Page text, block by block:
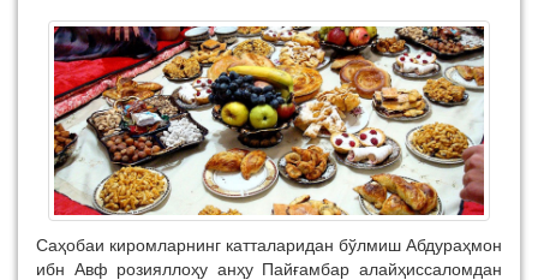
Саҳобаи киромларнинг катталаридан бўлмиш Абдураҳмон
ибн Авф розияллоҳу анҳу Пайғамбар алайҳиссаломдан